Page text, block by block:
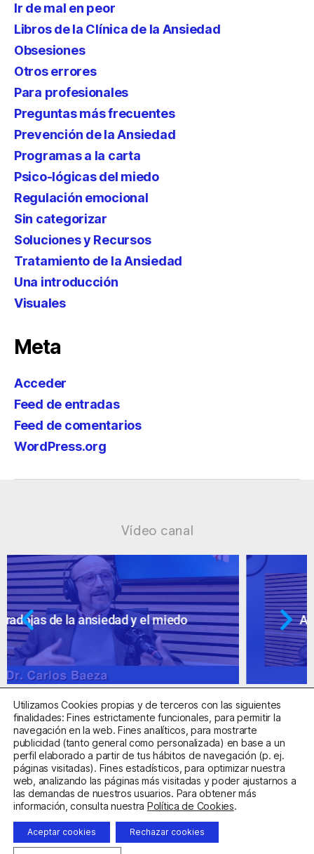
Ir de mal en peor
Libros de la Clínica de la Ansiedad
Obsesiones
Otros errores
Para profesionales
Preguntas más frecuentes
Prevención de la Ansiedad
Programas a la carta
Psico-lógicas del miedo
Regulación emocional
Sin categorizar
Soluciones y Recursos
Tratamiento de la Ansiedad
Una introducción
Visuales
Meta
Acceder
Feed de entradas
Feed de comentarios
WordPress.org
Vídeo canal
Ansiedad: supuestos cuestionables
Centro Sanitario Autorizado con el código E08737002
Aviso LegalPolítica de PrivacidadPolítica de Cookies
Clínica de la Ansiedad. Teléfonos:932263020
Utilizamos Cookies propias y de terceros con las siguientes
finalidades: Fines estrictamente funcionales, para permitir la
navegación en la web. Fines analíticos, para mostrarte
publicidad (tanto general como personalizada) en base a un
perfil elaborado a partir de tus hábitos de navegación (p. ej.
páginas visitadas). Fines estadísticos, para optimizar nuestra
web, analizando las páginas más visitadas y poder ajustarnos a
las demandas de nuestros usuarios. Para obtener más
información, consulta nuestra Política de Cookies.
Aceptar cookies Rechazar cookies